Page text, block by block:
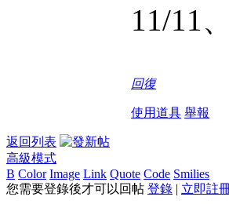
11/11
回復
使用道具 舉報
返回列表
高級模式
B Color Image Link Quote Code Smilies
您需要登錄後才可以回帖 登錄 | 立即註